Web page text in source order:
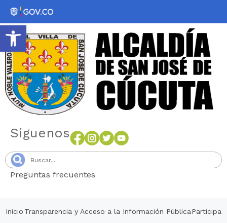
Abrir barra de herramientas
Síguenos
Preguntas frecuentes
Inicio Transparencia y Acceso a la Información PúblicaParticipa